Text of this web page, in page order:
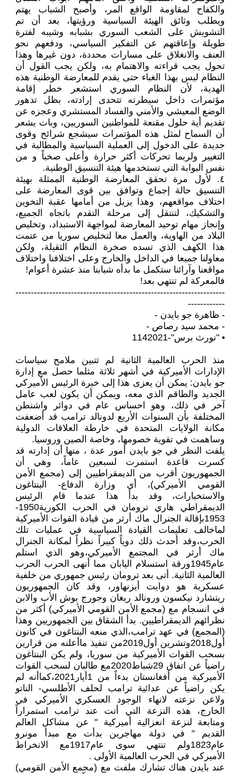
والكفاح لمقاومة الواقع المر، وأصبح الشباب يهتم
ويطلب وثائق الهيئة السياسية ورؤيتها، بعد أن تم
التشويش على الشعب السوري بشبابه وشيبه لفترة
طويلة وإعاقتهم عن التفكير السياسي، ودفعهم نحو
العنف والانغلاق على مسارات محددة، دون غيرها وهذا
تحول يجب قراءته والاهتمام به، ولكن يجب القول أن
النظام ليس بهذا الغباء حتى يقدم للمعارضة الوطنية هذه
الهدية، لأن النظام السوري استشعر خطر إقامة
مؤتمرات داخل سيطرته تتحدى إرادته، بظل تدهور
الوضع المعيشي والأمني والفساد المستشري وعجزه عن
تقديم أية حلول مقنعة للمواطنين السوريين، وبات يشعر
أن السماح لمثل هذه المؤتمرات سيشجع شرائح وقوى
جديدة على الدخول إلى العملية السياسية والمطالبة في
التغيير ولربما تحركات أكثر حرارة وأعلى صخباً و من
نفس البوابة التي تستخدمها هيئة التنسيق الوطنية.
٤. لأول مرة تحقق المعارضة الوطنية الممثلة بهيئة
التنسيق حالة إجماع وتوافق بين قوى المعارضة على
اختلاف مواقعهم، وهذا يزيل من أمامها عقبة التخوين
والتشكيك، لتنتقل إلى مرحلة التقدم باتجاه الجميع،
وإنجاز مهام توحيد المعارضة لمواجهة الاستبداد، وتخليص
البلاد من الهاوية، والعمل معا لتخليص سوريا من عتمت
هذا الكهف الذي تسده صخرة النظام الثقيلة، ولكن
معاولنا جميعا في الداخل والخارج وعلى اختلافنا واختلاف
مواقعنا وآرائنا ستكمل ما بدأه شبابنا منذ عشرة أعوام!
فالمعركة لم تنتهي بعد!
--------------------------------------------------------------------
------------
- ظاهرة جو بايدن -
- محمد سيد رصاص -
• "نورث برس"-1142021
منذ الحرب العالمية الثانية لم تتبين ملامح سياسات
الإدارات الأميركية في أشهر ثلاثة مثلما حصل مع إدارة
جو بايدن: يمكن أن يعزى هذا إلى خبرة الرئيس الأميركي
الجديد والطاقم الذي معه، ويمكن أن يكون لعب عامل
آخر في ذلك، وهو احساس عام في دوائر واشنطن
المختلفة بأن السنوات الأربع لدونالد ترامب قد أضعفت
مكانة الولايات المتحدة في خارطة العلاقات الدولية
وساهمت في تقوية خصومها، وخاصة الصين وروسيا.
يلفت النظر في جو بايدن أمور عدة ، منها أن إدارته قد
كسرت قاعدة استمرت لسبعين عاماً، وهي أن
الجمهوريون أقرب من الديمقراطيين إلى (مجمع الأمن
القومي الأميركي)، أي وزارة الدفاع- البنتاغون
والاستخبارات، وقد بدأ هذا عندما قام الرئيس
الديمقراطي هاري ترومان في الحرب الكورية1950-
1953بإقالة الجنرال ماك أرثر من قيادة القوات الأميركية
لماخالف تعليمات القيادة السياسية في عمليات تلك
الحرب،وقد أحدث ذلك دوياً كبيراً نظراً لمكانة الجنرال
ماك أرثر في المجتمع الأميركي،وهو الذي استلم
عام1945ورقة استسلام اليابان مما أنهى الحرب الحرب
العالمية الثانية. أتى بعد ترومان رئيس جمهوري من خلفية
عسكرية هو دوايت أيزنهاور، وقد كان الجمهوريون
ريتشارد نيكسون ورونالد ريغان وجورج بوش الأب والابن
في انسجام مع (مجمع الأمن القومي الأميركي) أكثر من
نظرائهم الديمقراطيين. بدأ الشقاق بين الجمهوريين وهذا
(المجمع) في عهد ترامب،الذي منعه البنتاغون في كانون
أول2018وتشرين أول2019من تنفيذ ماأعلنه من قرارين
بسحب القوات الأميركية من سوريا، ولم يكن البنتاغون
راضياً عن اتفاق 29شباط2020مع طالبان لسحب القوات
الأميركية من أفغانستان بدءاً من 1أيار2021،كماأنه لم
يكن راضياً عن عدائية ترامب لحلف الأطلسي- الناتو
ولاعن نزعته لانهاء الوجود العسكري الأميركي في
الخارج، هذه النزعة التي أتت عند ترامب استمراراً
ومتابعة لنزعة انعزالية أميركية " عن مشاكل العالم
القديم " في دولة مهاجرين بدأت مع مبدأ مونرو
عام1823ولم تنتهي سوى عام1917مع الانخراط
الأميركي في الحرب العالمية الأولى .
عند بايدن هناك تشارك ملفت مع (مجمع الأمن القومي)